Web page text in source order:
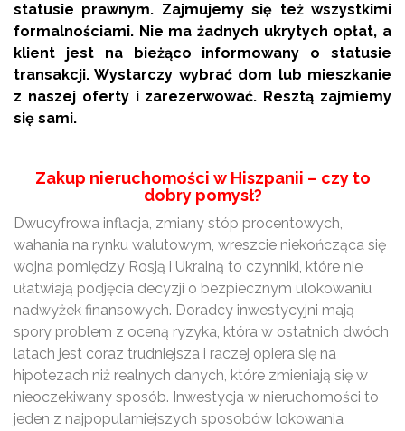
statusie prawnym. Zajmujemy się też wszystkimi
formalnościami. Nie ma żadnych ukrytych opłat, a
klient jest na bieżąco informowany o statusie
transakcji. Wystarczy wybrać dom lub mieszkanie
z naszej oferty i zarezerwować. Resztą zajmiemy
się sami.
Zakup nieruchomości w Hiszpanii – czy to
dobry pomysł?
Dwucyfrowa inflacja, zmiany stóp procentowych,
wahania na rynku walutowym, wreszcie niekończąca się
wojna pomiędzy Rosją i Ukrainą to czynniki, które nie
ułatwiają podjęcia decyzji o bezpiecznym ulokowaniu
nadwyżek finansowych. Doradcy inwestycyjni mają
spory problem z oceną ryzyka, która w ostatnich dwóch
latach jest coraz trudniejsza i raczej opiera się na
hipotezach niż realnych danych, które zmieniają się w
nieoczekiwany sposób. Inwestycja w nieruchomości to
jeden z najpopularniejszych sposobów lokowania